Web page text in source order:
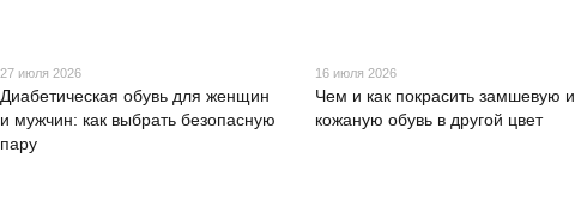
27 июля 2026
Диабетическая обувь для женщин
и мужчин: как выбрать безопасную
пару
16 июля 2026
Чем и как покрасить замшевую и
кожаную обувь в другой цвет